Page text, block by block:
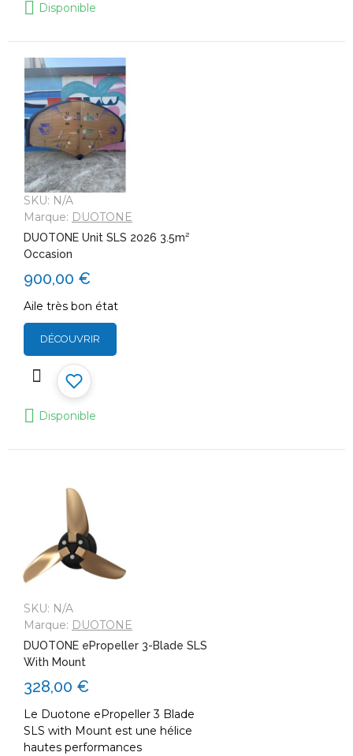
Disponible
SKU: N/A
Marque: DUOTONE
DUOTONE Unit SLS 2026 3.5m²
Occasion
900,00 €
Aile très bon état
DÉCOUVRIR
Disponible
SKU: N/A
Marque: DUOTONE
DUOTONE ePropeller 3-Blade SLS
With Mount
328,00 €
Le Duotone ePropeller 3 Blade
SLS with Mount est une hélice
hautes performances